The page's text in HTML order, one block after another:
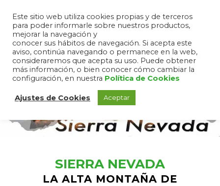
SIERRA NEVADA
LA ALTA MONTAÑA DE
Este sitio web utiliza cookies propias y de terceros
para poder informarle sobre nuestros productos,
mejorar la navegación y
conocer sus hábitos de navegación. Si acepta este
aviso, continúa navegando o permanece en la web,
consideraremos que acepta su uso. Puede obtener
más información, o bien conocer cómo cambiar la
configuración, en nuestra Política de Cookies
Ajustes de Cookies Aceptar